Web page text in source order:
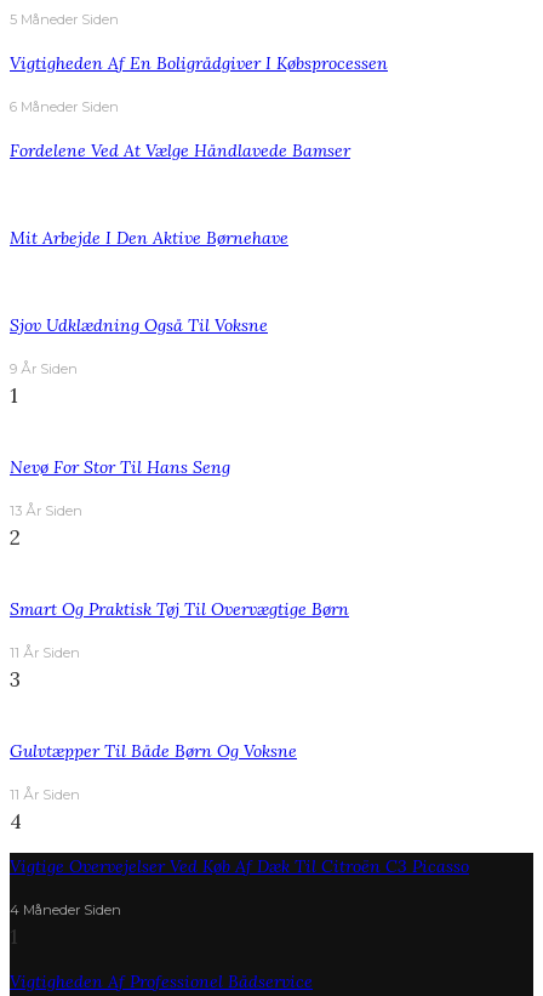
5 Måneder Siden
Vigtigheden Af En Boligrådgiver I Købsprocessen
6 Måneder Siden
Fordelene Ved At Vælge Håndlavede Bamser
Mit Arbejde I Den Aktive Børnehave
Sjov Udklædning Også Til Voksne
9 År Siden
1
Nevø For Stor Til Hans Seng
13 År Siden
2
Smart Og Praktisk Tøj Til Overvægtige Børn
11 År Siden
3
Gulvtæpper Til Både Børn Og Voksne
11 År Siden
4
Vigtige Overvejelser Ved Køb Af Dæk Til Citroën C3 Picasso
4 Måneder Siden
1
Vigtigheden Af Professionel Bådservice